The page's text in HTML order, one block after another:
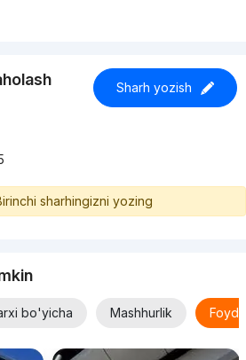
Sharh yozish
sharhingizni yozing
bo'yicha Mashhurlik